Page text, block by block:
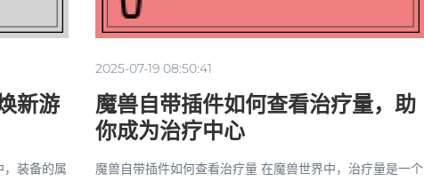
新游
，装备的属
2025-07-19 08:50:41
魔兽自带插件如何查看治疗量，助
你成为治疗中心
魔兽自带插件如何查看治疗量 在魔兽世界中，治疗量是一个